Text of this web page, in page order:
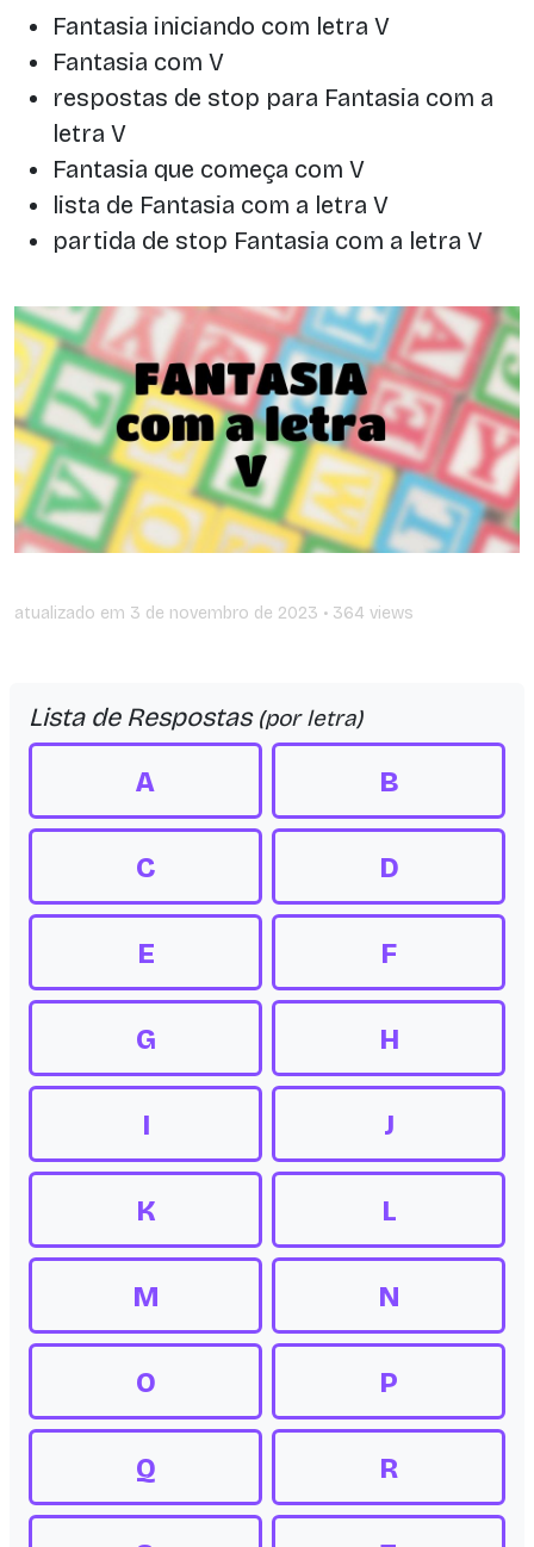
Fantasia iniciando com letra V
Fantasia com V
respostas de stop para Fantasia com a
letra V
Fantasia que começa com V
lista de Fantasia com a letra V
partida de stop Fantasia com a letra V
atualizado em 3 de novembro de 2023 • 364 views
Lista de Respostas (por letra)
A B
C D
E F
G H
I J
K L
M N
O P
Q R